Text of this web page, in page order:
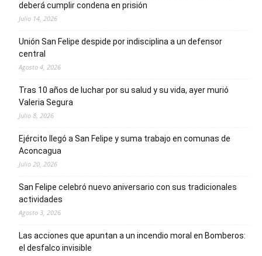
deberá cumplir condena en prisión
Julio 14, 2026
Unión San Felipe despide por indisciplina a un defensor
central
Agosto 4, 2026
Tras 10 años de luchar por su salud y su vida, ayer murió
Valeria Segura
Julio 8, 2026
Ejército llegó a San Felipe y suma trabajo en comunas de
Aconcagua
Julio 20, 2026
San Felipe celebró nuevo aniversario con sus tradicionales
actividades
Agosto 3, 2026
Las acciones que apuntan a un incendio moral en Bomberos:
el desfalco invisible